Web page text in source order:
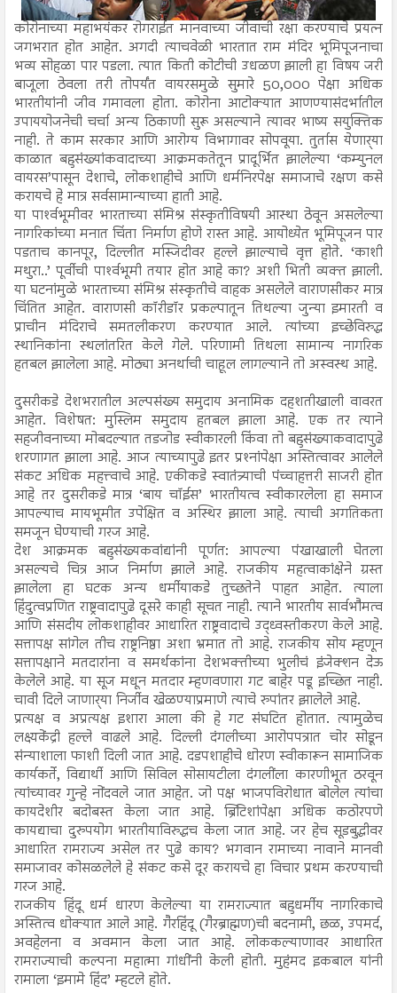
कोरोनाच्या महाभयंकर रोगराईत मानवाच्या जीवाची रक्षा करण्याचे प्रयत्न
जगभरात होत आहेत. अगदी त्याचवेळी भारतात राम मंदिर भूमिपूजनाचा
भव्य सोहळा पार पडला. त्यात किती कोटीची उधळण झाली हा विषय जरी
बाजूला ठेवला तरी तोपर्यंत वायरसमुळे सुमारे 50,000 पेक्षा अधिक
भारतीयांनी जीव गमावला होता. कोरोना आटोक्यात आणण्यासंदर्भातील
उपाययोजनेची चर्चा अन्य ठिकाणी सुरू असल्याने त्यावर भाष्य सयुक्तिक
नाही. ते काम सरकार आणि आरोग्य विभागावर सोपवूया. तुर्तास येणार्‍या
काळात बहुसंख्यांकवादाच्या आक्रमकतेतून प्रादूर्भित झालेल्या ‘कम्युनल
वायरस’पासून देशाचे, लोकशाहीचे आणि धर्मनिरपेक्ष समाजाचे रक्षण कसे
करायचे हे मात्र सर्वसामान्याच्या हाती आहे.
या पार्श्‍वभूमीवर भारताच्या संमिश्र संस्कृतीविषयी आस्था ठेवून असलेल्या
नागरिकांच्या मनात चिंता निर्माण होणे रास्त आहे. आयोध्येत भूमिपूजन पार
पडताच कानपूर, दिल्लीत मस्जिदीवर हल्ले झाल्याचे वृत्त होते. ‘काशी
मथुरा..’ पूर्वीची पार्श्‍वभूमी तयार होत आहे का? अशी भिती व्यक्त झाली.
या घटनांमुळे भारताच्या संमिश्र संस्कृतीचे वाहक असलेले वाराणसीकर मात्र
चिंतित आहेत. वाराणसी कॉरीडॉर प्रकल्पातून तिथल्या जुन्या इमारती व
प्राचीन मंदिराचे समतलीकरण करण्यात आले. त्यांच्या इच्छेविरुद्ध
स्थानिकांना स्थलांतरित केले गेले. परिणामी तिथला सामान्य नागरिक
हतबल झालेला आहे. मोठ्या अनर्थाची चाहूल लागल्याने तो अस्वस्थ आहे.
दुसरीकडे देशभरातील अल्पसंख्य समुदाय अनामिक दहशतीखाली वावरत
आहेत. विशेषत: मुस्लिम समुदाय हतबल झाला आहे. एक तर त्याने
सहजीवनाच्या मोबदल्यात तडजोड स्वीकारली किंवा तो बहुसंख्याकवादापुढे
शरणागत झाला आहे. आज त्याच्यापुढे इतर प्रश्‍नांपेक्षा अस्तित्वावर आलेले
संकट अधिक महत्त्वाचे आहे. एकीकडे स्वातंत्र्याची पंच्चाहत्तरी साजरी होत
आहे तर दुसरीकडे मात्र ‘बाय चॉईस’ भारतीयत्व स्वीकारलेला हा समाज
आपल्याच मायभूमीत उपेक्षित व अस्थिर झाला आहे. त्याची अगतिकता
समजून घेण्याची गरज आहे.
देश आक्रमक बहुसंख्यकवांद्यांनी पूर्णत: आपल्या पंखाखाली घेतला
असल्यचे चित्र आज निर्माण झाले आहे. राजकीय महत्वाकांक्षेने ग्रस्त
झालेला हा घटक अन्य धर्मीयाकडे तुच्छतेने पाहत आहेत. त्याला
हिंदुत्वप्रणित राष्ट्रवादापुढे दूसरे काही सूचत नाही. त्याने भारतीय सार्वभौमत्व
आणि संसदीय लोकशाहीवर आधारित राष्ट्रवादाचे उद्ध्वस्तीकरण केले आहे.
सत्तापक्ष सांगेल तीच राष्ट्रनिष्ठा अशा भ्रमात तो आहे. राजकीय सोय म्हणून
सत्तापक्षाने मतदारांना व समर्थकांना देशभक्तीच्या भुलीचं इंजेक्शन देऊ
केलेले आहे. या सूज मधून मतदार म्हणवणारा गट बाहेर पडू इच्छित नाही.
चावी दिले जाणार्‍या निर्जीव खेळण्याप्रमाणे त्याचे रुपांतर झालेले आहे.
प्रत्यक्ष व अप्रत्यक्ष इशारा आला की हे गट संघटित होतात. त्यामुळेच
लक्ष्यकेंद्री हल्ले वाढले आहे. दिल्ली दंगलीच्या आरोपपत्रात चोर सोडून
संन्याशाला फाशी दिली जात आहे. दडपशाहीचे धोरण स्वीकारून सामाजिक
कार्यकर्ते, विद्यार्थी आणि सिविल सोसायटीला दंगलींला कारणीभूत ठरवून
त्यांच्यावर गुन्हे नोंदवले जात आहेत. जो पक्ष भाजपविरोधात बोलेल त्यांचा
कायदेशीर बदोबस्त केला जात आहे. ब्रिटिशांपेक्षा अधिक कठोरपणे
कायद्याचा दुरुपयोग भारतीयाविरुद्धच केला जात आहे. जर हेच सूडबुद्धीवर
आधारित रामराज्य असेल तर पुढे काय? भगवान रामाच्या नावाने मानवी
समाजावर कोसळलेले हे संकट कसे दूर करायचे हा विचार प्रथम करण्याची
गरज आहे.
राजकीय हिंदू धर्म धारण केलेल्या या रामराज्यात बहुधर्मीय नागरिकाचे
अस्तित्व धोक्यात आले आहे. गैरहिंदू (गैरब्राह्मण)ची बदनामी, छळ, उपमर्द,
अवहेलना व अवमान केला जात आहे. लोककल्याणावर आधारित
रामराज्याची कल्पना महात्मा गांधींनी केली होती. मुहंमद इकबाल यांनी
रामाला ‘इमामे हिंद’ म्हटले होते.